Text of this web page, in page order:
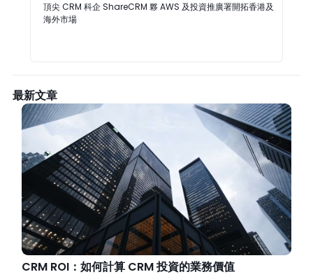
頂尖 CRM 科企 ShareCRM 夥 AWS 及投資推廣署開拓香港及
海外市場
最新文章
CRM ROI：如何計算 CRM 投資的業務價值